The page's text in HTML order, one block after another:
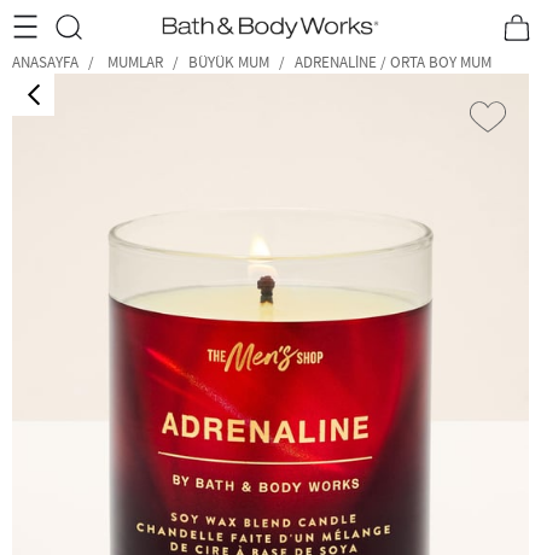
•2200₺ ve Üzeri Kargo Ücretsiz!• *Promosyon Detayları
ANASAYFA MUMLAR BÜYÜK MUM ADRENALINE / ORTA BOY MUM